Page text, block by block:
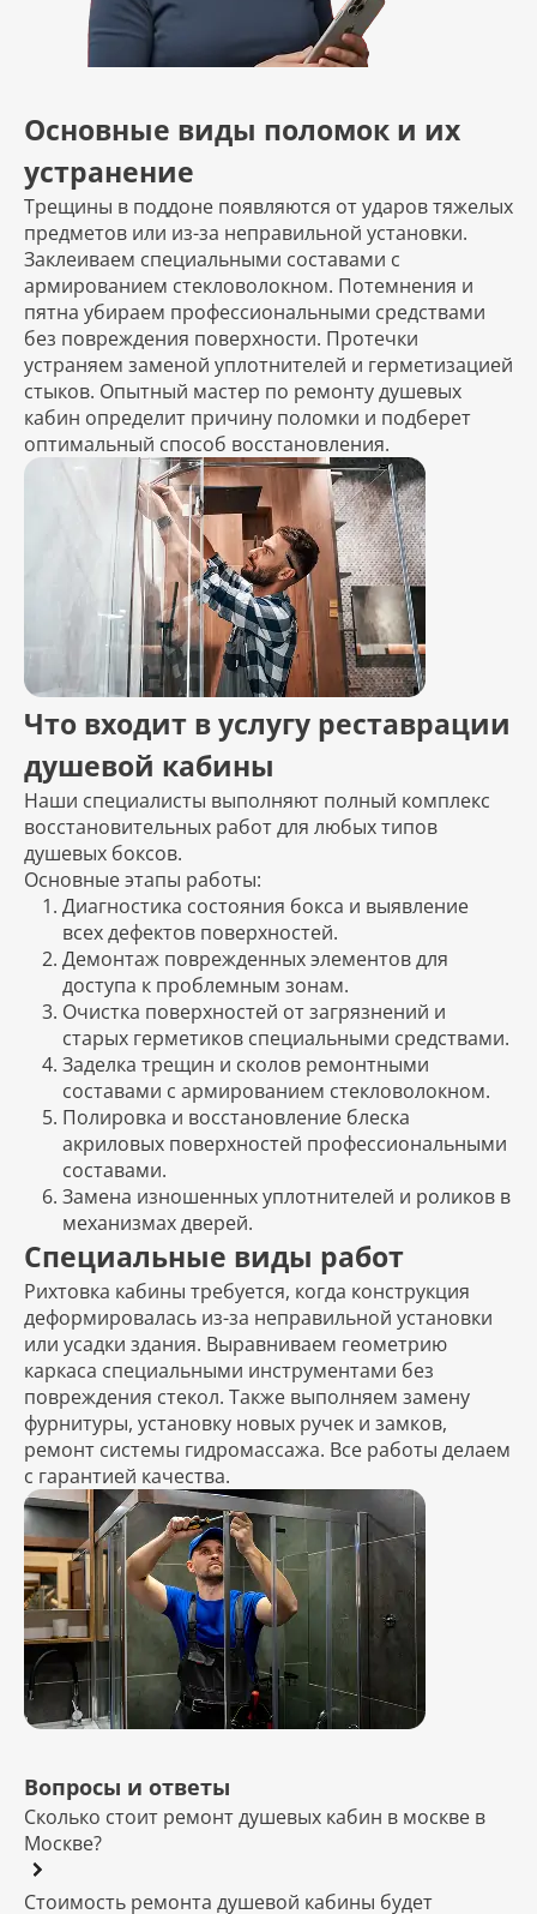
Основные виды поломок и их
устранение
Трещины в поддоне появляются от ударов тяжелых
предметов или из-за неправильной установки.
Заклеиваем специальными составами с
армированием стекловолокном. Потемнения и
пятна убираем профессиональными средствами
без повреждения поверхности. Протечки
устраняем заменой уплотнителей и герметизацией
стыков. Опытный мастер по ремонту душевых
кабин определит причину поломки и подберет
оптимальный способ восстановления.
Что входит в услугу реставрации
душевой кабины
Наши специалисты выполняют полный комплекс
восстановительных работ для любых типов
душевых боксов.
Основные этапы работы:
Диагностика состояния бокса и выявление
всех дефектов поверхностей.
Демонтаж поврежденных элементов для
доступа к проблемным зонам.
Очистка поверхностей от загрязнений и
старых герметиков специальными средствами.
Заделка трещин и сколов ремонтными
составами с армированием стекловолокном.
Полировка и восстановление блеска
акриловых поверхностей профессиональными
составами.
Замена изношенных уплотнителей и роликов в
механизмах дверей.
Специальные виды работ
Рихтовка кабины требуется, когда конструкция
деформировалась из-за неправильной установки
или усадки здания. Выравниваем геометрию
каркаса специальными инструментами без
повреждения стекол. Также выполняем замену
фурнитуры, установку новых ручек и замков,
ремонт системы гидромассажа. Все работы делаем
с гарантией качества.
Вопросы и ответы
Сколько стоит ремонт душевых кабин в москве в
Москве?
Стоимость ремонта душевой кабины будет